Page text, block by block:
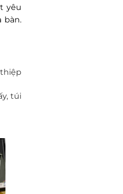
yêu
bàn.
túi